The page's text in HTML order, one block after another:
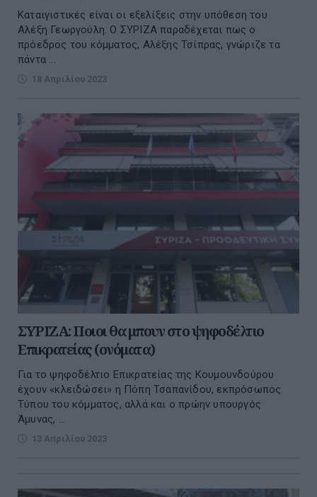
Καταιγιστικές είναι οι εξελίξεις στην υπόθεση του
Αλέξη Γεωργούλη. Ο ΣΥΡΙΖΑ παραδέχεται πως ο
πρόεδρος του κόμματος, Αλέξης Τσίπρας, γνώριζε τα
πάντα ...
18 Απριλίου 2023
ΣΥΡΙΖΑ: Ποιοι θα μπουν στο ψηφοδέλτιο
Επικρατείας (ονόματα)
Για το ψηφοδέλτιο Επικρατείας της Κουμουνδούρου
έχουν «κλειδώσει» η Πόπη Τσαπανίδου, εκπρόσωπος
Τύπου του κόμματος, αλλά και ο πρώην υπουργός
Άμυνας, ...
13 Απριλίου 2023